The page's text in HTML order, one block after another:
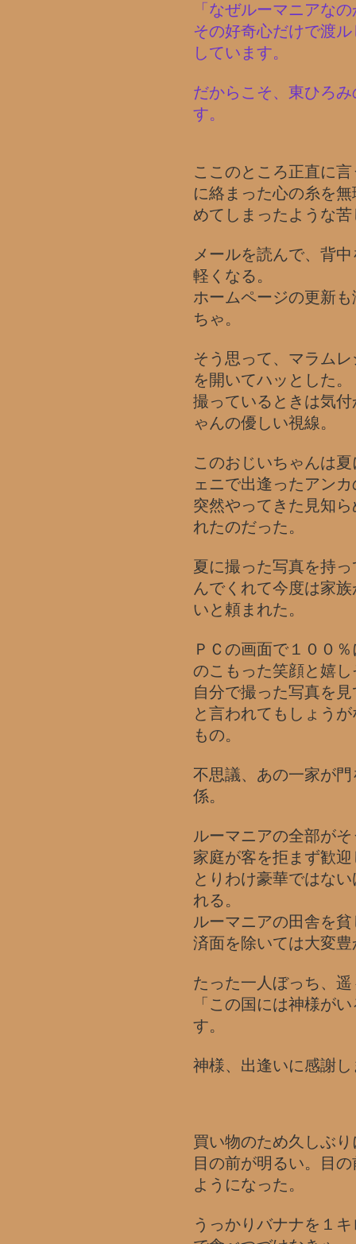
「なぜルーマニアな
その好奇心だけで渡
しています。
だからこそ、東ひろ
す。
ここのところ正直に
に絡まった心の糸を
めてしまったような
メールを読んで、背
軽くなる。
ホームページの更新
ちゃ。
そう思って、マラム
を開いてハッとした。
撮っているときは気
ゃんの優しい視線。
このおじいちゃんは
ェニで出逢ったアン
突然やってきた見知
れたのだった。
夏に撮った写真を持
んでくれて今度は家
いと頼まれた。
ＰＣの画面で１００
のこもった笑顔と嬉
自分で撮った写真を
と言われてもしょう
もの。
不思議、あの一家が
係。
ルーマニアの全部が
家庭が客を拒まず歓
とりわけ豪華ではな
れる。
ルーマニアの田舎を
済面を除いては大変
たった一人ぼっち、
「この国には神様が
す。
神様、出逢いに感謝し
買い物のため久しぶ
目の前が明るい。目
ようになった。
うっかりバナナを１